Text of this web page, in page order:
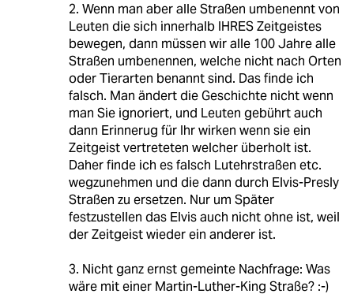
2. Wenn man aber alle Straßen umbenennt von
Leuten die sich innerhalb IHRES Zeitgeistes
bewegen, dann müssen wir alle 100 Jahre alle
Straßen umbenennen, welche nicht nach Orten
oder Tierarten benannt sind. Das finde ich
falsch. Man ändert die Geschichte nicht wenn
man Sie ignoriert, und Leuten gebührt auch
dann Erinnerug für Ihr wirken wenn sie ein
Zeitgeist vertreteten welcher überholt ist.
Daher finde ich es falsch Lutehrstraßen etc.
wegzunehmen und die dann durch Elvis-Presly
Straßen zu ersetzen. Nur um Später
festzustellen das Elvis auch nicht ohne ist, weil
der Zeitgeist wieder ein anderer ist.
3. Nicht ganz ernst gemeinte Nachfrage: Was
wäre mit einer Martin-Luther-King Straße? :-)